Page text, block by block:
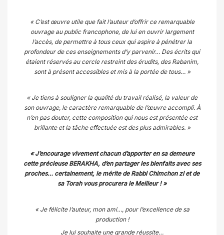
« C’est œuvre utile que fait l’auteur d’offrir ce remarquable
ouvrage au public francophone, de lui en ouvrir largement
l’accès, de permettre à tous ceux qui aspire à pénétrer la
profondeur de ces enseignements d’y parvenir… Des écrits qui
étaient réservés au cercle restreint des érudits, des Rabanim,
sont à présent accessibles et mis à la portée de tous… »
« Je tiens à souligner la qualité du travail réalisé, la valeur de
son ouvrage, le caractère remarquable de l’œuvre accompli. À
n’en pas douter, cette composition qui nous est présentée est
brillante et la tâche effectuée est des plus admirables. »
« J’encourage vivement chacun d’apporter en sa demeure
cette précieuse BERAKHA, d’en partager les bienfaits avec ses
proches… certainement, le mérite de Rabbi Chimchon zl et de
sa Torah vous procurera le Meilleur ! »
« Je félicite l’auteur, mon ami…, pour l’excellence de sa
production !
Je lui souhaite une grande réussite…